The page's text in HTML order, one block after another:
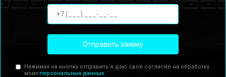
Отправить заявку
Нажимая на кнопку отправить я даю свое согласие на обработку
моих персональных данных.